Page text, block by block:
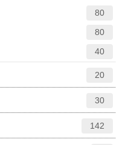
80
80
40
20
30
142